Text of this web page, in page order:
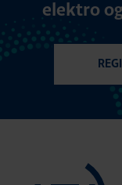
elektro